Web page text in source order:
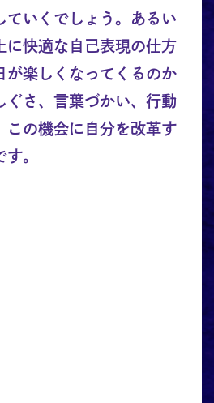
ていくでしょう。あるい
に快適な自己表現の仕方
が楽しくなってくるのか
ぐさ、言葉づかい、行動
この機会に自分を改革す
。